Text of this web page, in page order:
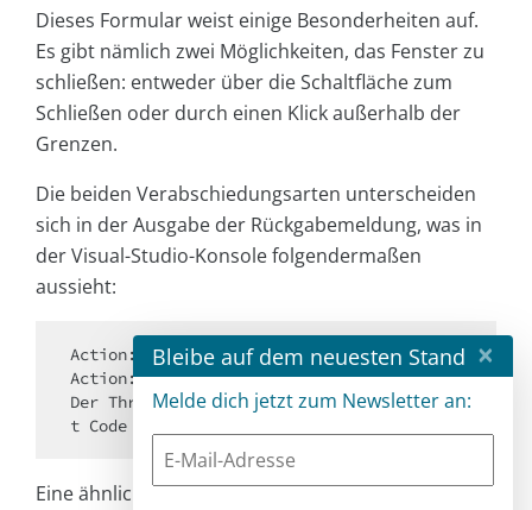
Dieses Formular weist einige Besonderheiten auf.
Es gibt nämlich zwei Möglichkeiten, das Fenster zu
schließen: entweder über die Schaltfläche zum
Schließen oder durch einen Klick außerhalb der
Grenzen.
Die beiden Verabschiedungsarten unterscheiden
sich in der Ausgabe der Rückgabemeldung, was in
der Visual-Studio-Konsole folgendermaßen
aussieht:
Action:
Action: Maul halten
Der Thread '.NET TP Worker' (6484) hat mi
Eine ähnliche Änderung findet sich im Bereich der
Bleibe auf dem neuesten Stand ×
Melde dich jetzt zum Newsletter an: